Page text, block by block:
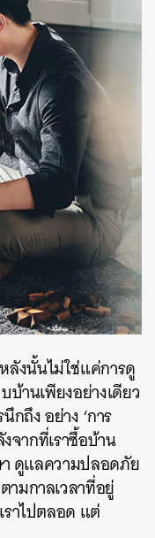
ลังนั้นไม่ใช่แค่การดู
บ้านเพียงอย่างเดียว
กถึง อย่าง ‘การ
จากที่เราซื้อบ้าน
า ดูแลความปลอดภัย
มกาลเวลาที่อยู่
าไปตลอด แต่